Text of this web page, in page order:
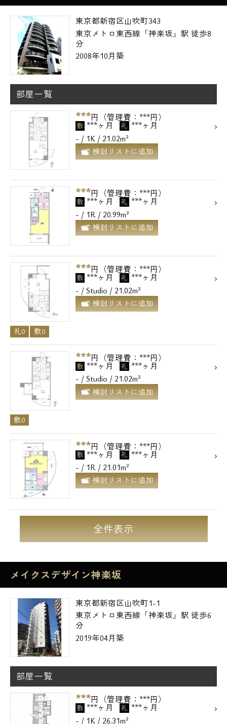
東京都新宿区山吹町343
東京メトロ東西線「神楽坂」駅 徒歩8
分
2008年10月築
部屋一覧
***円（管理費：***円）
敷 ***ヶ月 礼 ***ヶ月
- / 1K / 21.02m²
検討リストに追加
***円（管理費：***円）
敷 ***ヶ月 礼 ***ヶ月
- / 1R / 20.99m²
検討リストに追加
***円（管理費：***円）
敷 ***ヶ月 礼 ***ヶ月
- / Studio / 21.02m²
検討リストに追加
礼0 敷0
***円（管理費：***円）
敷 ***ヶ月 礼 ***ヶ月
- / Studio / 21.02m²
検討リストに追加
敷0
***円（管理費：***円）
敷 ***ヶ月 礼 ***ヶ月
- / 1R / 21.01m²
検討リストに追加
全件表示
メイクスデザイン神楽坂
東京都新宿区山吹町1-1
東京メトロ東西線「神楽坂」駅 徒歩6
分
2019年04月築
部屋一覧
***円（管理費：***円）
敷 ***ヶ月 礼 ***ヶ月
- / 1K / 26.31m²
0120-500-529
営業時間 10：00～18：00